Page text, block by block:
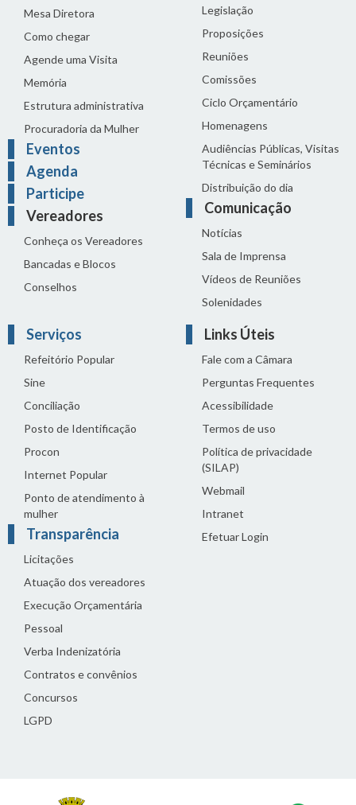
Mesa Diretora
Como chegar
Agende uma Visita
Memória
Estrutura administrativa
Procuradoria da Mulher
Eventos
Agenda
Participe
Vereadores
Conheça os Vereadores
Bancadas e Blocos
Conselhos
Legislação
Proposições
Reuniões
Comissões
Ciclo Orçamentário
Homenagens
Audiências Públicas, Visitas
Técnicas e Seminários
Distribuição do dia
Comunicação
Notícias
Sala de Imprensa
Vídeos de Reuniões
Solenidades
Serviços
Refeitório Popular
Sine
Conciliação
Posto de Identificação
Procon
Internet Popular
Ponto de atendimento à
mulher
Transparência
Licitações
Atuação dos vereadores
Execução Orçamentária
Pessoal
Verba Indenizatória
Contratos e convênios
Concursos
LGPD
Links Úteis
Fale com a Câmara
Perguntas Frequentes
Acessibilidade
Termos de uso
Política de privacidade
(SILAP)
Webmail
Intranet
Efetuar Login